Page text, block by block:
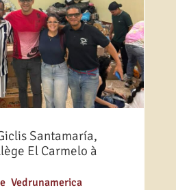
Santamaría,
El Carmelo à
, Vedrunamerica,